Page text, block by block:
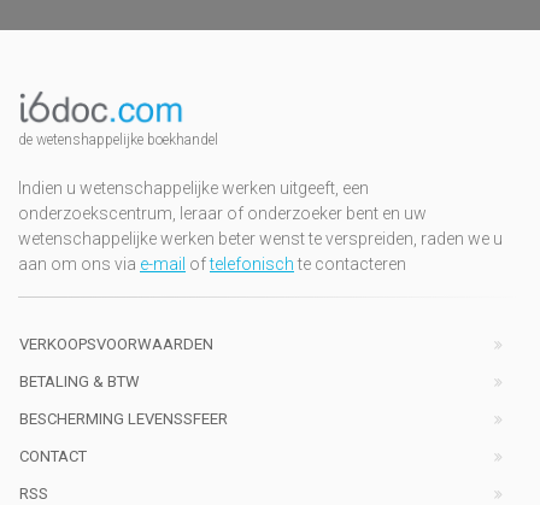
de wetenshappelijke boekhandel
Indien u wetenschappelijke werken uitgeeft, een
onderzoekscentrum, leraar of onderzoeker bent en uw
wetenschappelijke werken beter wenst te verspreiden, raden we u
aan om ons via e-mail oftelefonischte contacteren
VERKOOPSVOORWAARDEN
BETALING & BTW
BESCHERMING LEVENSSFEER
CONTACT
RSS